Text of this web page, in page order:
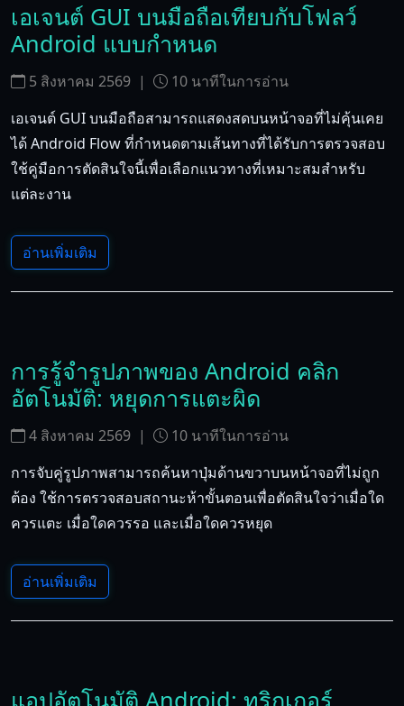
เอเจนต์ GUI บนมือถือเทียบกับโฟลว์
Android แบบกำหนด
5 สิงหาคม 2569 | 10 นาทีในการอ่าน
เอเจนต์ GUI บนมือถือสามารถแสดงสดบนหน้าจอที่ไม่คุ้นเคย
ได้ Android Flow ที่กำหนดตามเส้นทางที่ได้รับการตรวจสอบ
ใช้คู่มือการตัดสินใจนี้เพื่อเลือกแนวทางที่เหมาะสมสำหรับ
แต่ละงาน
อ่านเพิ่มเติม
การรู้จำรูปภาพของ Android คลิก
อัตโนมัติ: หยุดการแตะผิด
4 สิงหาคม 2569 | 10 นาทีในการอ่าน
การจับคู่รูปภาพสามารถค้นหาปุ่มด้านขวาบนหน้าจอที่ไม่ถูก
ต้อง ใช้การตรวจสอบสถานะห้าขั้นตอนเพื่อตัดสินใจว่าเมื่อใด
ควรแตะ เมื่อใดควรรอ และเมื่อใดควรหยุด
อ่านเพิ่มเติม
แอปอัตโนมัติ Android: ทริกเกอร์,